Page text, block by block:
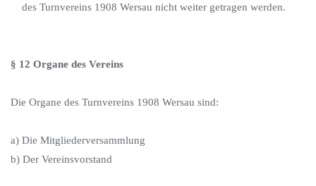
des Turnvereins 1908 Wersau nicht weiter getragen werden.
§ 12 Organe des Vereins
Die Organe des Turnvereins 1908 Wersau sind:
a) Die Mitgliederversammlung
b) Der Vereinsvorstand